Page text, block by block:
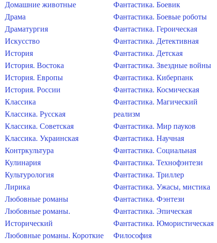
Домашние животные
Драма
Драматургия
Искусство
История
История. Востока
История. Европы
История. России
Классика
Классика. Русская
Классика. Советская
Классика. Украинская
Контркультура
Кулинария
Культурология
Лирика
Любовные романы
Любовные романы.
Исторический
Любовные романы. Короткие
Фантастика. Боевик
Фантастика. Боевые роботы
Фантастика. Героическая
Фантастика. Детективная
Фантастика. Детская
Фантастика. Звездные войны
Фантастика. Киберпанк
Фантастика. Космическая
Фантастика. Магический
реализм
Фантастика. Мир пауков
Фантастика. Научная
Фантастика. Социальная
Фантастика. Технофэнтези
Фантастика. Триллер
Фантастика. Ужасы, мистика
Фантастика. Фэнтези
Фантастика. Эпическая
Фантастика. Юмористическая
Философия